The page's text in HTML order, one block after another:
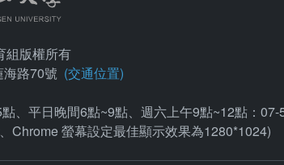
組版權所有
路70號 (交通位置)
點、平日晚間6點~9點、週六上午9點~12點：
Chrome 螢幕設定最佳顯示效果為1280*1024)